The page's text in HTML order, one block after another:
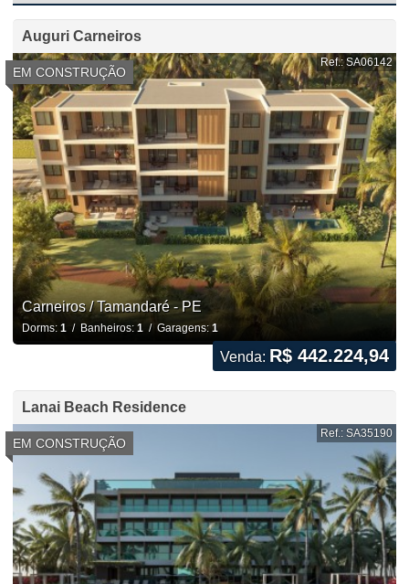
Auguri Carneiros
EM CONSTRUÇÃO
Ref.: SA06142
Carneiros / Tamandaré - PE
Dorms: 1/ Banheiros: 1/ Garagens:1
Venda: R$ 442.224,94
Lanai Beach Residence
EM CONSTRUÇÃO
Ref.: SA35190